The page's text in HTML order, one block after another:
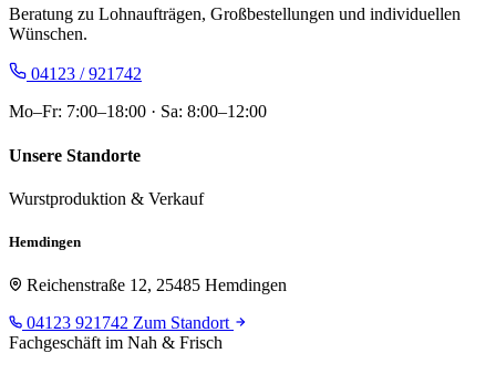
Beratung zu Lohnaufträgen, Großbestellungen und individuellen
Wünschen.
04123 / 921742
Mo–Fr: 7:00–18:00 · Sa: 8:00–12:00
Unsere Standorte
Wurstproduktion & Verkauf
Hemdingen
Reichenstraße 12, 25485 Hemdingen
04123 921742 Zum Standort
Fachgeschäft im Nah & Frisch